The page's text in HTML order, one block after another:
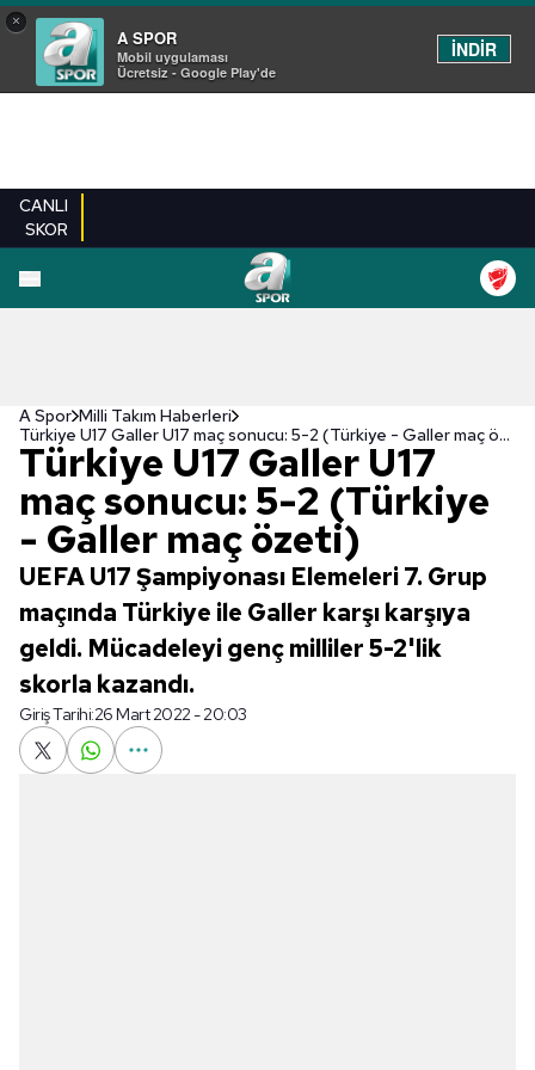
×
A SPOR
Mobil uygulaması
Ücretsiz - Google Play'de
İNDİR
CANLI
SKOR
A Spor Milli Takım Haberleri
Türkiye U17 Galler U17 maç sonucu: 5-2 (Türkiye - Galler maç özeti)
Türkiye U17 Galler U17
maç sonucu: 5-2 (Türkiye
- Galler maç özeti)
UEFA U17 Şampiyonası Elemeleri 7. Grup
maçında Türkiye ile Galler karşı karşıya
geldi. Mücadeleyi genç milliler 5-2'lik
skorla kazandı.
Giriş Tarihi:26 Mart 2022 - 20:03